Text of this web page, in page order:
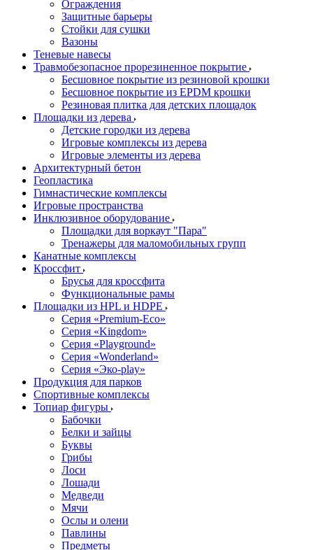
Ограждения
Защитные барьеры
Стойки для сушки
Вазоны
Теневые навесы
Травмобезопасное прорезиненное покрытие
Бесшовное покрытие из резиновой крошки
Бесшовное покрытие из EPDM крошки
Резиновая плитка для детских площадок
Площадки из дерева
Детские городки из дерева
Игровые комплексы из дерева
Игровые элементы из дерева
Архитектурный бетон
Геопластика
Гимнастические комплексы
Игровые пространства
Инклюзивное оборудование
Площадки для воркаут "Пара"
Тренажеры для маломобильных групп
Канатные комплексы
Кроссфит
Брусья для кроссфита
Функциональные рамы
Площадки из HPL и HDPE
Серия «Premium-Eco»
Серия «Kingdom»
Серия «Playground»
Серия «Wonderland»
Серия «Эко-play»
Продукция для парков
Спортивные комплексы
Топиар фигуры
Бабочки
Белки и зайцы
Буквы
Грибы
Лоси
Лошади
Медведи
Мячи
Ослы и олени
Павлины
Предметы